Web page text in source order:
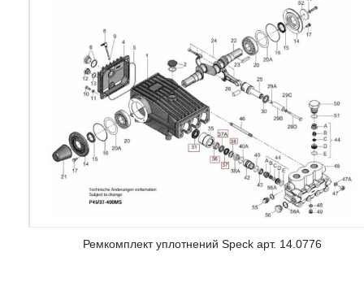
Ремкомплект уплотнений Speck арт. 14.0776